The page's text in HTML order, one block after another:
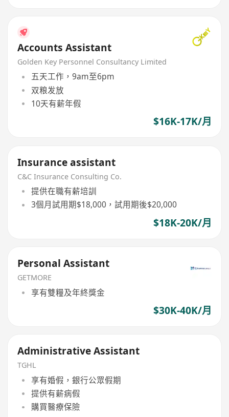
Accounts Assistant
Golden Key Personnel Consultancy Limited
五天工作，9am至6pm
双粮发放
10天有薪年假
$16K-17K/月
Insurance assistant
C&C Insurance Consulting Co.
提供在職有薪培訓
3個月試用期$18,000，試用期後$20,000
$18K-20K/月
Personal Assistant
GETMORE
享有雙糧及年終獎金
$30K-40K/月
Administrative Assistant
TGHL
享有婚假，銀行公眾假期
提供有薪病假
購買醫療保險